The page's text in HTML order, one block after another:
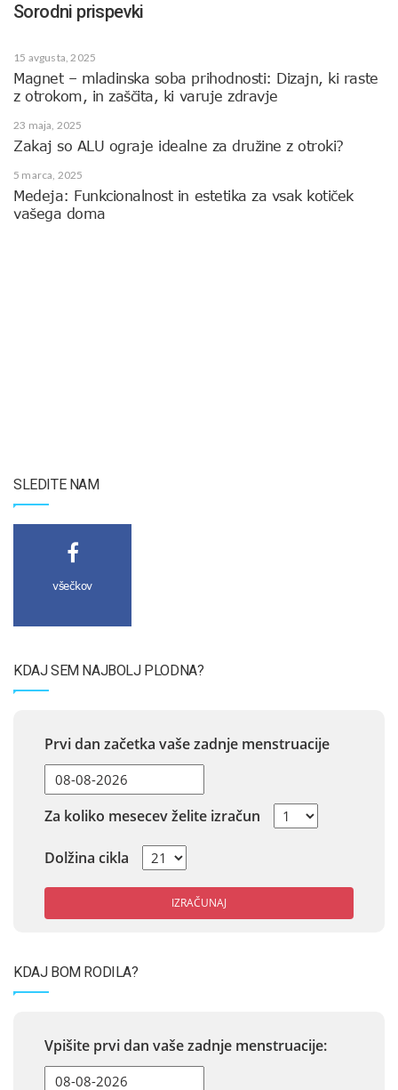
Sorodni prispevki
15 avgusta, 2025
Magnet – mladinska soba prihodnosti: Dizajn, ki raste
z otrokom, in zaščita, ki varuje zdravje
23 maja, 2025
Zakaj so ALU ograje idealne za družine z otroki?
5 marca, 2025
Medeja: Funkcionalnost in estetika za vsak kotiček
vašega doma
SLEDITE NAM
všečkov
KDAJ SEM NAJBOLJ PLODNA?
Prvi dan začetka vaše zadnje menstruacije
Za koliko mesecev želite izračun
Dolžina cikla
IZRAČUNAJ
KDAJ BOM RODILA?
Vpišite prvi dan vaše zadnje menstruacije: